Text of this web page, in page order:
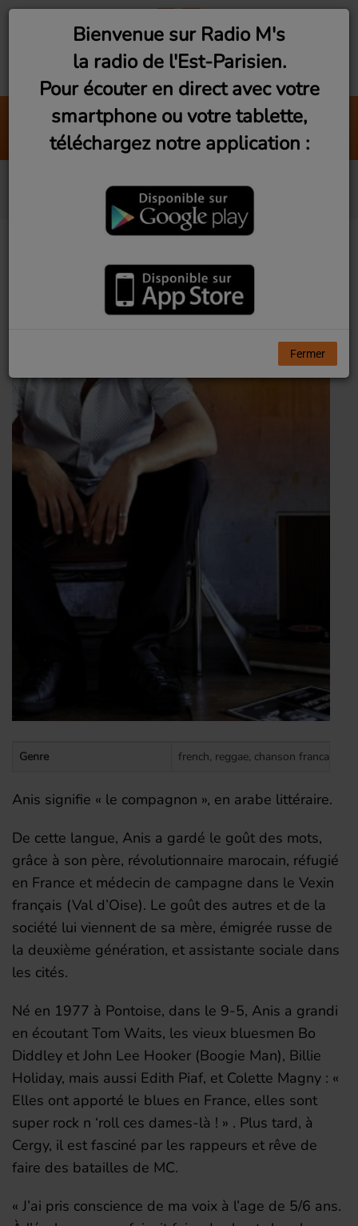
Seven
Yaya Minte
Genre french, reggae, chanson francaise,
Anis signifie « le compagnon », en arabe littéraire.
De cette langue, Anis a gardé le goût des mots,
grâce à son père, révolutionnaire marocain, réfugié
en France et médecin de campagne dans le Vexin
français (Val d’Oise). Le goût des autres et de la
société lui viennent de sa mère, émigrée russe de
la deuxième génération, et assistante sociale dans
les cités.
Né en 1977 à Pontoise, dans le 9-5, Anis a grandi
en écoutant Tom Waits, les vieux bluesmen Bo
Diddley et John Lee Hooker (Boogie Man), Billie
Holiday, mais aussi Edith Piaf, et Colette Magny : «
Elles ont apporté le blues en France, elles sont
super rock n ‘roll ces dames-là ! » . Plus tard, à
Cergy, il est fasciné par les rappeurs et rêve de
faire des batailles de MC.
« J’ai pris conscience de ma voix à l’age de 5/6 ans.
Bienvenue sur Radio M's
la radio de l'Est-Parisien.
Pour écouter en direct avec votre
smartphone ou votre tablette,
téléchargez notre application :
Fermer